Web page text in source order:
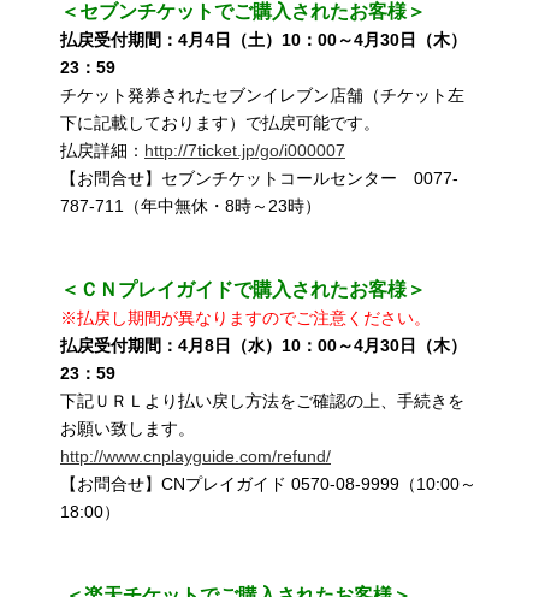
＜セブンチケットでご購入されたお客様＞
払戻受付期間：4月4日（土）10：00～4月30日（木）
23：59
チケット発券されたセブンイレブン店舗（チケット左
下に記載しております）で払戻可能です。
払戻詳細： http://7ticket.jp/go/i000007
【お問合せ】セブンチケットコールセンター 0077-
787-711（年中無休・8時～23時）
＜ＣＮプレイガイドで購入されたお客様＞
※払戻し期間が異なりますのでご注意ください。
払戻受付期間：4月8日（水）10：00～4月30日（木）
23：59
下記ＵＲＬより払い戻し方法をご確認の上、手続きを
お願い致します。
http://www.cnplayguide.com/refund/
【お問合せ】CNプレイガイド 0570-08-9999（10:00～
18:00）